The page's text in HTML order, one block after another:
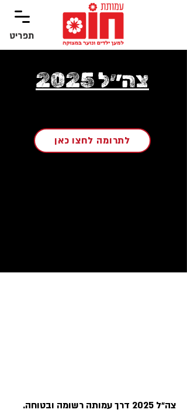
תפריט
צה״ל 2025
לתרומה לחצו כאן
צה״ל 2025 דרך עמותה רשומה ובטוחה.